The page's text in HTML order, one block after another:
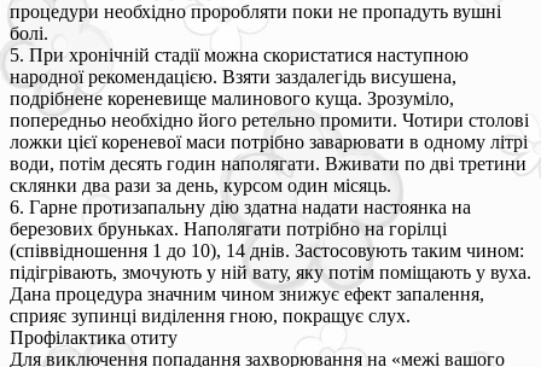
процедури необхідно проробляти поки не пропадуть вушні
болі.
5. При хронічній стадії можна скористатися наступною
народної рекомендацією. Взяти заздалегідь висушена,
подрібнене кореневище малинового куща. Зрозуміло,
попередньо необхідно його ретельно промити. Чотири столові
ложки цієї кореневої маси потрібно заварювати в одному літрі
води, потім десять годин наполягати. Вживати по дві третини
склянки два рази за день, курсом один місяць.
6. Гарне протизапальну дію здатна надати настоянка на
березових бруньках. Наполягати потрібно на горілці
(співвідношення 1 до 10), 14 днів. Застосовують таким чином:
підігрівають, змочують у ній вату, яку потім поміщають у вуха.
Дана процедура значним чином знижує ефект запалення,
сприяє зупинці виділення гною, покращує слух.
Профілактика отиту
Для виключення попадання захворювання на «межі вашого